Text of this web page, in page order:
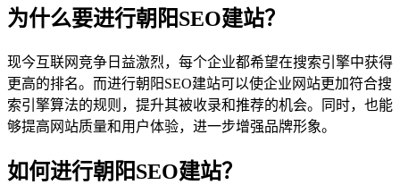
为什么要进行朝阳SEO建站？
现今互联网竞争日益激烈，每个企业都希望在搜索引擎中获得
更高的排名。而进行朝阳SEO建站可以使企业网站更加符合搜
索引擎算法的规则，提升其被收录和推荐的机会。同时，也能
够提高网站质量和用户体验，进一步增强品牌形象。
如何进行朝阳SEO建站？